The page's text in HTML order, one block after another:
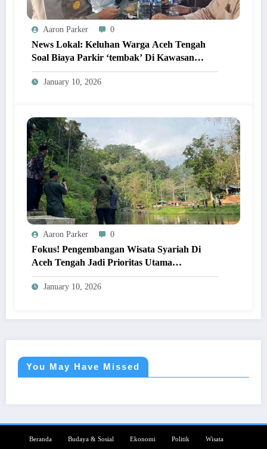
Aaron Parker 0
News Lokal: Keluhan Warga Aceh Tengah
Soal Biaya Parkir ‘tembak’ Di Kawasan
Wisata Paling Ramai!
January 10, 2026
Aaron Parker 0
Fokus! Pengembangan Wisata Syariah Di
Aceh Tengah Jadi Prioritas Utama
Pemerintah Daerah!
January 10, 2026
You May Have Missed
Beranda Budaya & Sosial Ekonomi Politik Wisata